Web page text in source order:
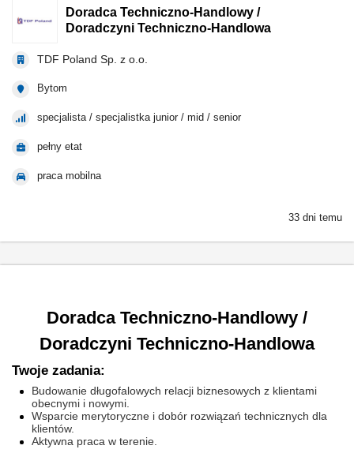
Doradca Techniczno-Handlowy /
Doradczyni Techniczno-Handlowa
TDF Poland Sp. z o.o.
Bytom
specjalista / specjalistka junior / mid / senior
pełny etat
praca mobilna
33 dni temu
Doradca Techniczno-Handlowy /
Doradczyni Techniczno-Handlowa
Twoje zadania:
Budowanie długofalowych relacji biznesowych z klientami
obecnymi i nowymi.
Wsparcie merytoryczne i dobór rozwiązań technicznych dla
klientów.
Aktywna praca w terenie.